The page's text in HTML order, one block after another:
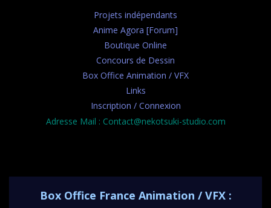
Projets indépendants
Anime Agora [Forum]
Boutique Online
Concours de Dessin
Box Office Animation / VFX
Links
Inscription / Connexion
Adresse Mail : Contact@nekotsuki-studio.com
Box Office France Animation / VFX :